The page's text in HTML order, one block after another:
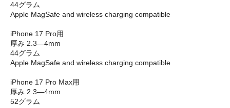
44グラム
Apple MagSafe and wireless charging compatible
iPhone 17 Pro用
厚み 2.3—4mm
44グラム
Apple MagSafe and wireless charging compatible
iPhone 17 Pro Max用
厚み 2.3—4mm
52グラム